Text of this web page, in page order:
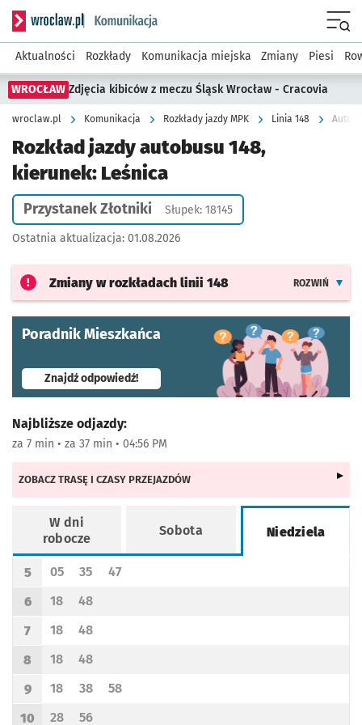
Serwis informacyjny wroclaw.pl podserwis: Komunikacja
Aktualności Rozkłady Komunikacja miejska Zmiany Piesi
WROCŁAW Zdjęcia kibiców z meczu Śląsk Wrocław - Cracovia
wroclaw.pl Komunikacja Rozkłady jazdy MPK Linia 148
Rozkład jazdy autobusu 148,
kierunek: Leśnica
Przystanek Złotniki Słupek: 18145
Ostatnia aktualizacja: 01.08.2026
Zmiany w rozkładach linii 148 ROZWIŃ
Poradnik Mieszkańca
Znajdź odpowiedź!- otworzy się w nowej karcie
Najbliższe odjazdy:
za 7 min • za 37 min • 04:56 PM
ZOBACZ TRASĘ I CZASY PRZEJAZDÓW
W dni
robocze
Sobota Niedziela
Rozkład jazdy -
Niedziela
Godzina odjazdu
5
Odjazd
05
minut po godzinie 5
Odjazd
35
minut po godzinie 5
Odjazd
47
minut po godzinie 5
Godzina odjazdu
6
Odjazd
18
minut po godzinie 6
Odjazd
48
minut po godzinie 6
Godzina odjazdu
7
Odjazd
18
minut po godzinie 7
Odjazd
48
minut po godzinie 7
Godzina odjazdu
8
Odjazd
18
minut po godzinie 8
Odjazd
48
minut po godzinie 8
Godzina odjazdu
9
Odjazd
18
minut po godzinie 9
Odjazd
38
minut po godzinie 9
Odjazd
58
minut po godzinie 9
10 28 56